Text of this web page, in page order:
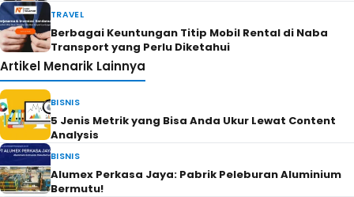
TRAVEL
Berbagai Keuntungan Titip Mobil Rental di Naba
Transport yang Perlu Diketahui
Artikel Menarik Lainnya
BISNIS
5 Jenis Metrik yang Bisa Anda Ukur Lewat Content
Analysis
BISNIS
Alumex Perkasa Jaya: Pabrik Peleburan Aluminium
Bermutu!